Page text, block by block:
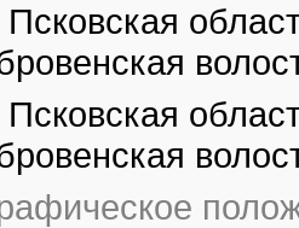
Псковская
Псковская